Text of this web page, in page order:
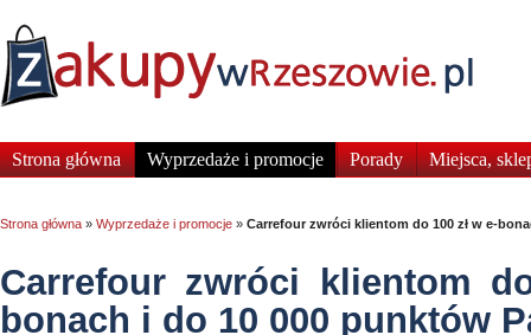
Strona główna Wyprzedaże i promocje Porady Miejsca,
Strona główna » Wyprzedaże i promocje » Carrefour zwróci klientom do 100 zł w e-
Carrefour zwróci klientom
bonach i do 10 000 punktów